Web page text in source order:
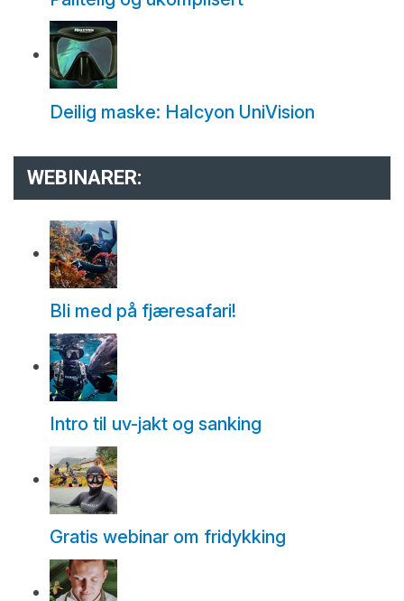
Deilig maske: Halcyon UniVision
WEBINARER:
Bli med på fjæresafari!
Intro til uv-jakt og sanking
Gratis webinar om fridykking